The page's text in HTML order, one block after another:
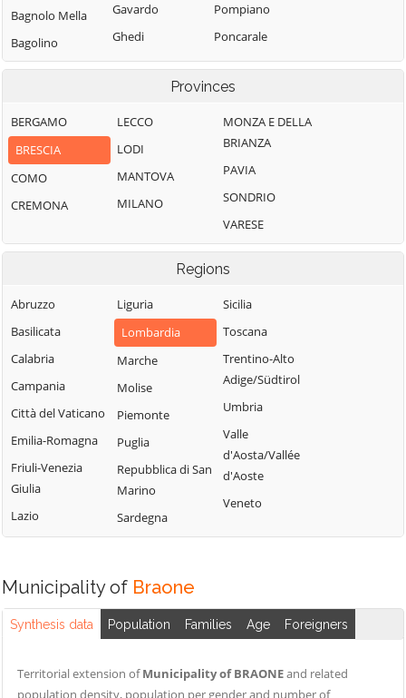
Bagnolo Mella
Bagolino
Barbariga
Bassano
Bresciano
Bedizzole
Berlingo
Berzo Inferiore
Bione
Borgo San
Giacomo
Borgosatollo
Borno
Botticino
Bovegno
Bovezzo
Brandico
Breno
Brione
Gavardo
Ghedi
Gianico
Gottolengo
Gussago
Idro
Incudine
Irma
Isorella
Leno
Limone sul Garda
Lodrino
Lograto
Lonato del Garda
Longhena
Losine
Lozio
Lumezzane
Magasa
Mairano
Malegno
Manerba del
Pompiano
Poncarale
Ponte di Legno
Pontevico
Pontoglio
Pozzolengo
Pralboino
Preseglie
Prevalle
Provaglio d'Iseo
Sabbia
Puegnago del
Garda
Quinzano d'Oglio
Remedello
Rezzato
Roccafranca
Roncadelle
Sabbio Chiese
Salò
Provinces
BERGAMO
BRESCIA
COMO
CREMONA
LECCO
LODI
MANTOVA
MILANO
MONZA E DELLA
BRIANZA
PAVIA
SONDRIO
VARESE
Regions
Abruzzo
Basilicata
Calabria
Campania
Città del Vaticano
Emilia-Romagna
Friuli-Venezia
Giulia
Lazio
Liguria
Lombardia
Marche
Molise
Piemonte
Puglia
Repubblica di San
Marino
Sardegna
Sicilia
Toscana
Trentino-Alto
Adige/Südtirol
Umbria
Valle
d'Aosta/Vallée
d'Aoste
Veneto
Municipality of Braone
Synthesis data Population Families Age Foreigners
Territorial extension ofMunicipality of BRAONEand related
population density, population per gender and number of